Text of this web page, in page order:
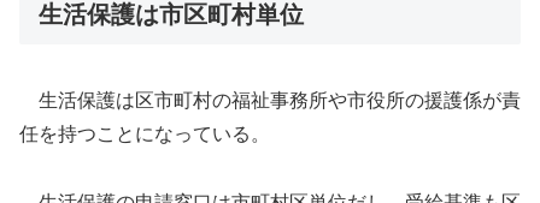
生活保護は市区町村単位
生活保護は区市町村の福祉事務所や市役所の援護係が責
任を持つことになっている。